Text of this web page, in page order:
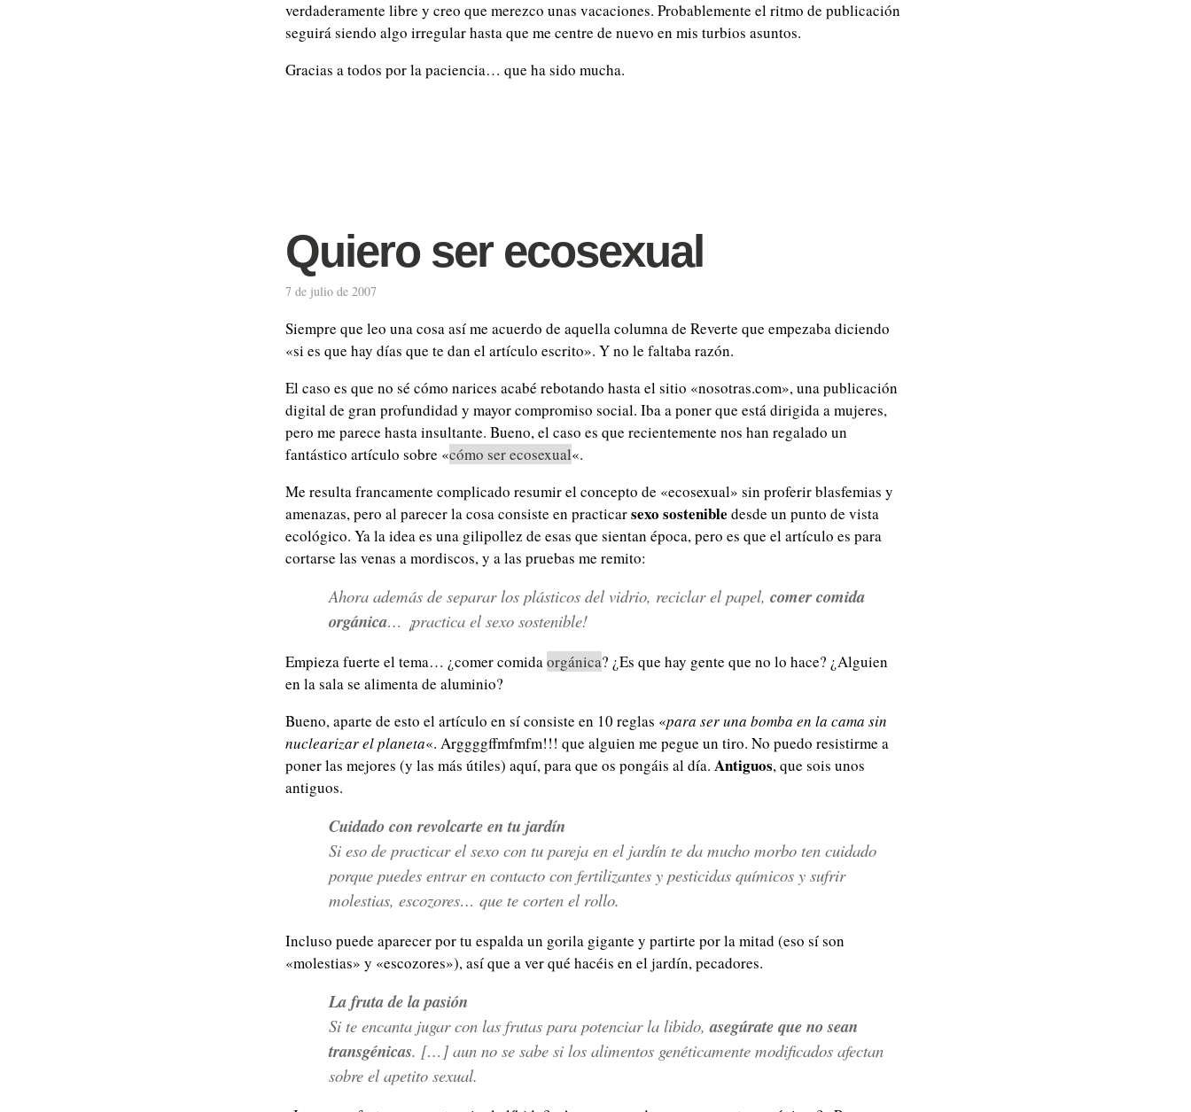
verdaderamente libre y creo que merezco unas vacaciones. Probablemente el ritmo de publicación
seguirá siendo algo irregular hasta que me centre de nuevo en mis turbios asuntos.
Gracias a todos por la paciencia… que ha sido mucha.
Quiero ser ecosexual
7 de julio de 2007
Siempre que leo una cosa así me acuerdo de aquella columna de Reverte que empezaba diciendo
«si es que hay días que te dan el artículo escrito». Y no le faltaba razón.
El caso es que no sé cómo narices acabé rebotando hasta el sitio «nosotras.com», una publicación
digital de gran profundidad y mayor compromiso social. Iba a poner que está dirigida a mujeres,
pero me parece hasta insultante. Bueno, el caso es que recientemente nos han regalado un
fantástico artículo sobre «cómo ser ecosexual«.
Me resulta francamente complicado resumir el concepto de «ecosexual» sin proferir blasfemias y
amenazas, pero al parecer la cosa consiste en practicarsexo sostenible desde un punto de vista
ecológico. Ya la idea es una gilipollez de esas que sientan época, pero es que el artículo es para
cortarse las venas a mordiscos, y a las pruebas me remito:
Ahora además de separar los plásticos del vidrio, reciclar el papel, comer comida
orgánica… ¡practica el sexo sostenible!
Empieza fuerte el tema… ¿comer comidaorgánica? ¿Es que hay gente que no lo hace? ¿Alguien
en la sala se alimenta de aluminio?
Bueno, aparte de esto el artículo en sí consiste en 10 reglas «para ser una bomba en la cama sin
nuclearizar el planeta«. Arggggffmfmfm!!! que alguien me pegue un tiro. No puedo resistirme a
poner las mejores (y las más útiles) aquí, para que os pongáis al día. Antiguos, que sois unos
antiguos.
Cuidado con revolcarte en tu jardín
Si eso de practicar el sexo con tu pareja en el jardín te da mucho morbo ten cuidado
porque puedes entrar en contacto con fertilizantes y pesticidas químicos y sufrir
molestias, escozores… que te corten el rollo.
Incluso puede aparecer por tu espalda un gorila gigante y partirte por la mitad (eso sí son
«molestias» y «escozores»), así que a ver qué hacéis en el jardín, pecadores.
La fruta de la pasión
Si te encanta jugar con las frutas para potenciar la libido,asegúrate que no sean
transgénicas. […] aun no se sabe si los alimentos genéticamente modificados afectan
sobre el apetito sexual.